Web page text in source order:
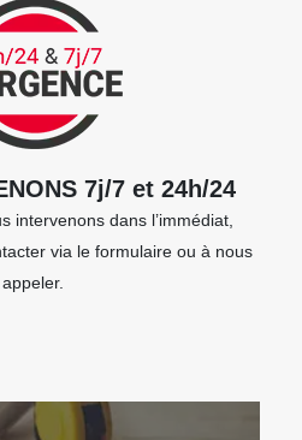
7j/7 et 24h/24
intervenons dans l’immédiat,
via le formulaire ou à nous
appeler.